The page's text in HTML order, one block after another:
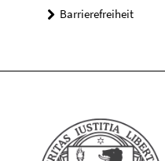
Barrierefreiheit